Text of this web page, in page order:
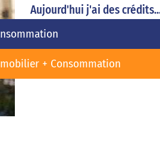
Aujourd'hui j'ai des
+ Consommation